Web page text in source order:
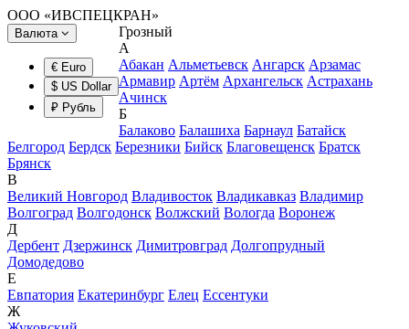
ООО «ИВСПЕЦКРАН»
Валюта
€ Euro
$ US Dollar
₽ Рубль
Грозный
А
Абакан Альметьевск Ангарск Арзамас
Армавир Артём Архангельск Астрахань
Ачинск
Б
Балаково Балашиха Барнаул Батайск
Белгород Бердск Березники Бийск Благовещенск Братск
Брянск
В
Великий Новгород Владивосток Владикавказ Владимир
Волгоград Волгодонск Волжский Вологда Воронеж
Д
Дербент Дзержинск Димитровград Долгопрудный
Домодедово
Е
Евпатория Екатеринбург Елец Ессентуки
Ж